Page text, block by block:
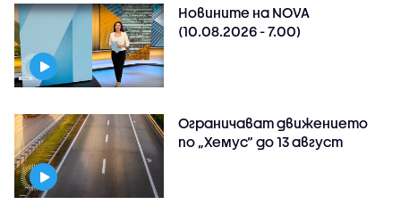
Новините на NOVA
(10.08.2026 - 7.00)
Ограничават движението
по „Хемус“ до 13 август